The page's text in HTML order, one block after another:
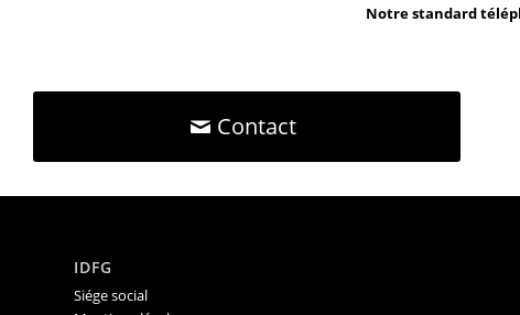
Notre standard
Contact
IDFG
Siége social